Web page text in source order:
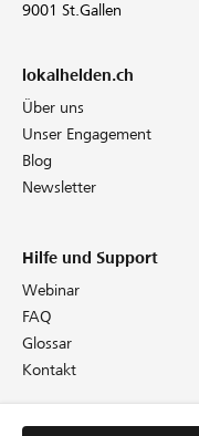
9001 St.Gallen
lokalhelden.ch
Über uns
Unser Engagement
Blog
Newsletter
Hilfe und Support
Webinar
FAQ
Glossar
Kontakt